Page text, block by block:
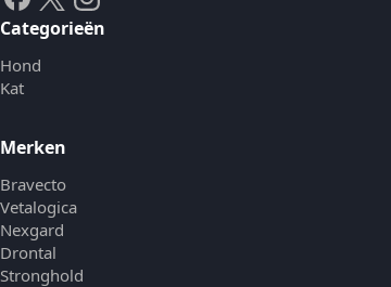
Categorieën
Hond
Kat
Merken
Bravecto
Vetalogica
Nexgard
Drontal
Stronghold